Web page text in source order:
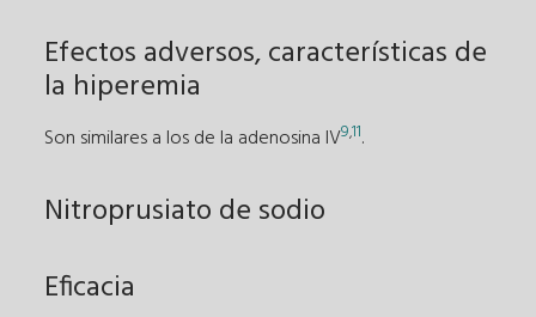
Efectos adversos, características de
la hiperemia
Son similares a los de la adenosina IV9,11.
Nitroprusiato de sodio
Eficacia